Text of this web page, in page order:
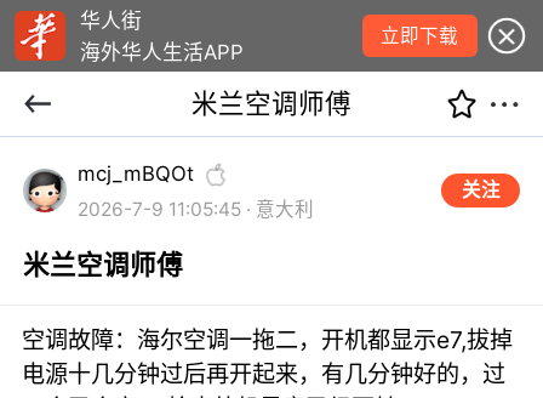
华人街
海外华人生活APP
立即下载
米兰空调师傅
mcj_mBQOt
2026-7-9 11:05:45 · 意大利
关注
米兰空调师傅
空调故障：海尔空调一拖二，开机都显示e7,拔掉
电源十几分钟过后再开起来，有几分钟好的，过